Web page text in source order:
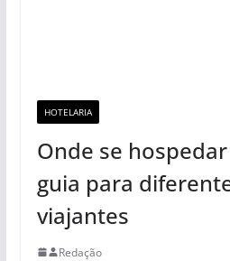
HOTELARIA
Onde se
guia para
viajantes
Redação